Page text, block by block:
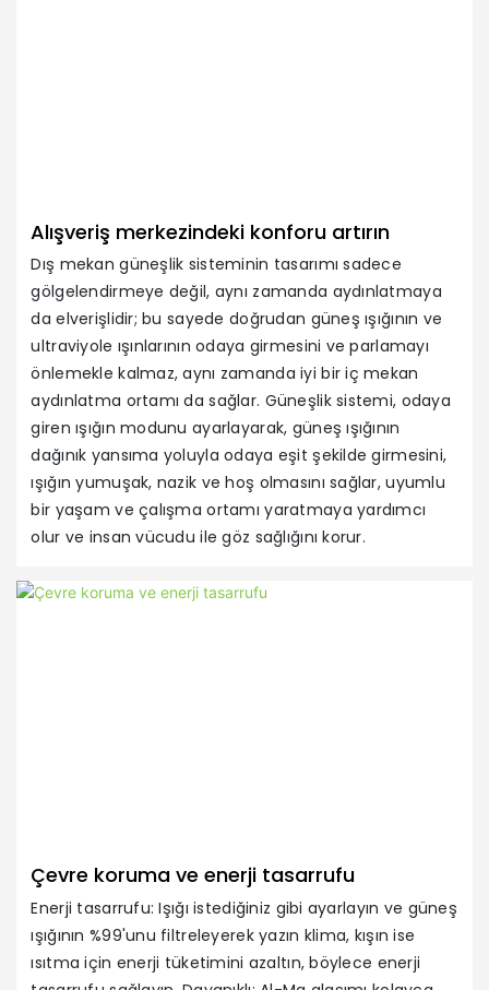
Alışveriş merkezindeki konforu artırın
Dış mekan güneşlik sisteminin tasarımı sadece
gölgelendirmeye değil, aynı zamanda aydınlatmaya
da elverişlidir; bu sayede doğrudan güneş ışığının ve
ultraviyole ışınlarının odaya girmesini ve parlamayı
önlemekle kalmaz, aynı zamanda iyi bir iç mekan
aydınlatma ortamı da sağlar. Güneşlik sistemi, odaya
giren ışığın modunu ayarlayarak, güneş ışığının
dağınık yansıma yoluyla odaya eşit şekilde girmesini,
ışığın yumuşak, nazik ve hoş olmasını sağlar, uyumlu
bir yaşam ve çalışma ortamı yaratmaya yardımcı
olur ve insan vücudu ile göz sağlığını korur.
Çevre koruma ve enerji tasarrufu
Enerji tasarrufu: Işığı istediğiniz gibi ayarlayın ve güneş
ışığının %99'unu filtreleyerek yazın klima, kışın ise
ısıtma için enerji tüketimini azaltın, böylece enerji